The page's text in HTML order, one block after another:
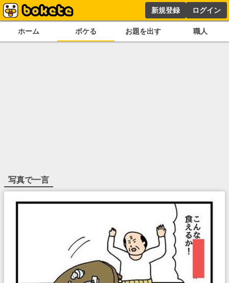
新規登録 ログイン
ホーム ボケる お題を出す 職人
写真で一言